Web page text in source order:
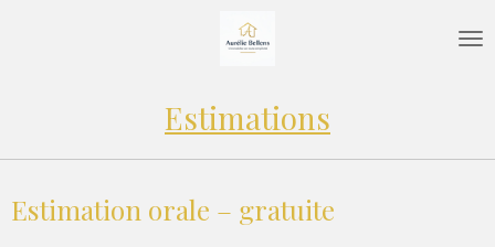
Estimations
Estimation orale – gratuite